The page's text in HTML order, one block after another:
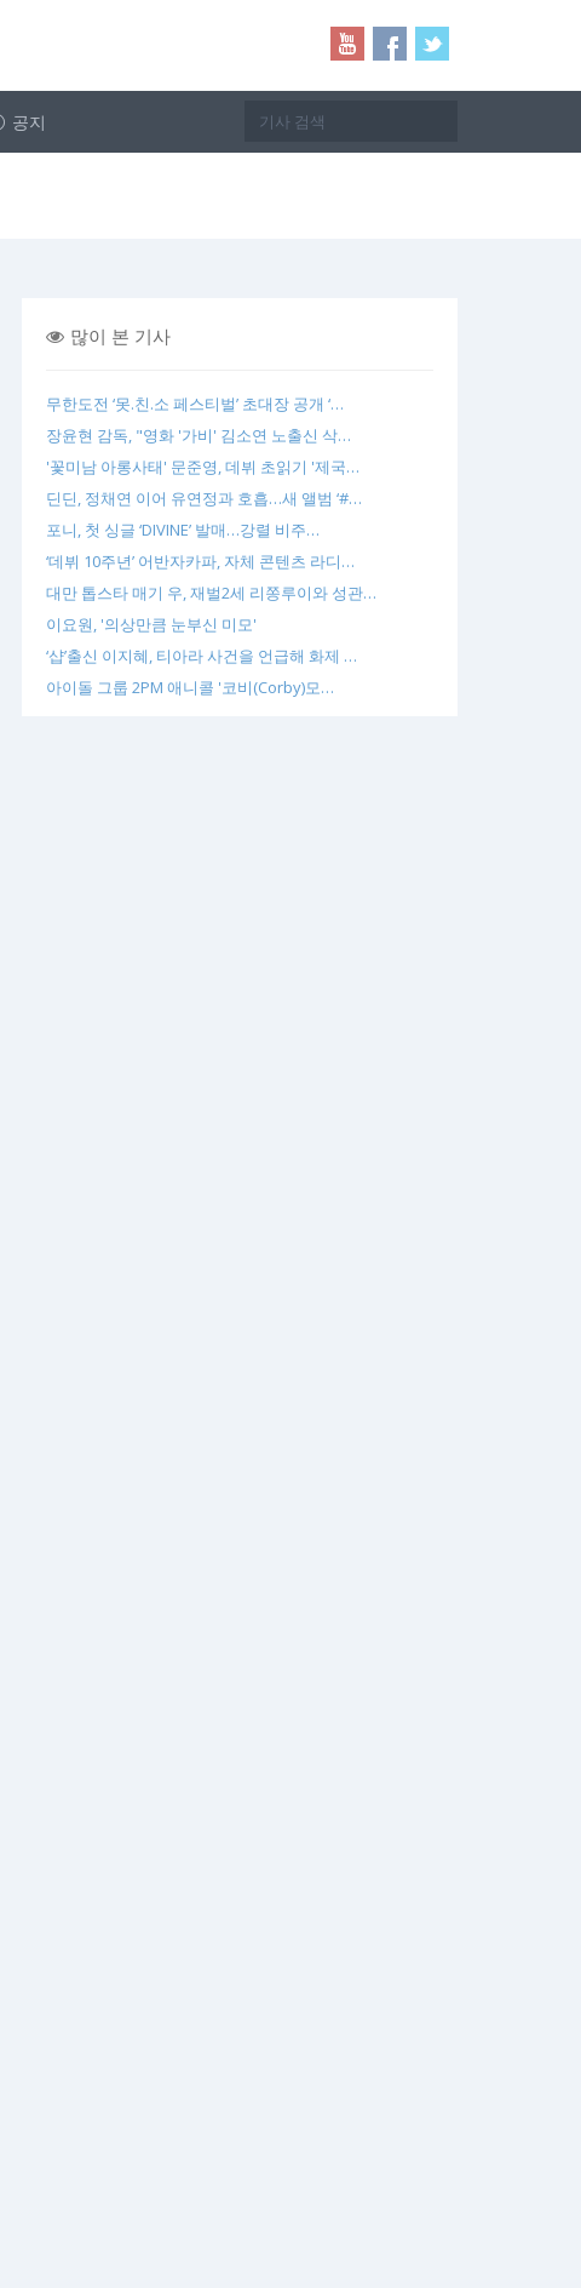
공지
많이 본 기사
무한도전 ‘못.친.소 페스티벌’ 초대장 공개 ‘…
장윤현 감독, "영화 '가비' 김소연 노출신 삭…
'꽃미남 아롱사태' 문준영, 데뷔 초읽기 '제국…
딘딘, 정채연 이어 유연정과 호흡…새 앨범 ‘#…
포니, 첫 싱글 ‘DIVINE’ 발매…강렬 비주…
‘데뷔 10주년’ 어반자카파, 자체 콘텐츠 라디…
대만 톱스타 매기 우, 재벌2세 리쫑루이와 성관…
이요원, '의상만큼 눈부신 미모'
‘샵’출신 이지혜, 티아라 사건을 언급해 화제 …
아이돌 그룹 2PM 애니콜 '코비(Corby)모…